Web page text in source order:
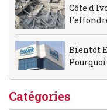
Côte
Bientôt
Catégories